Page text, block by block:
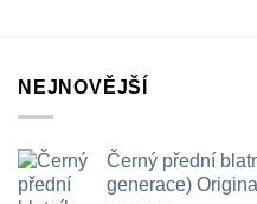
NEJNOVĚJŠÍ
Černý přední
generace) Original